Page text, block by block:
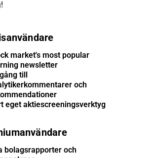
market's most popular
newsletter
till
och
eget aktiescreeningsverktyg
bolagsrapporter och